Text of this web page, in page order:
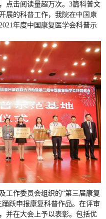
点击阅读量超万次。 3篇科普文
展的科普工作， 我院在中国康
年度中国康复医学会科普示
工作委员会组织的“第三届康复
踊跃申报康复科普作品。在评审
并在大会上予以表彰。包括优